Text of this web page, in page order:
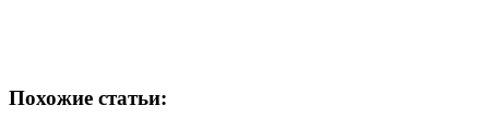
Похожие статьи: